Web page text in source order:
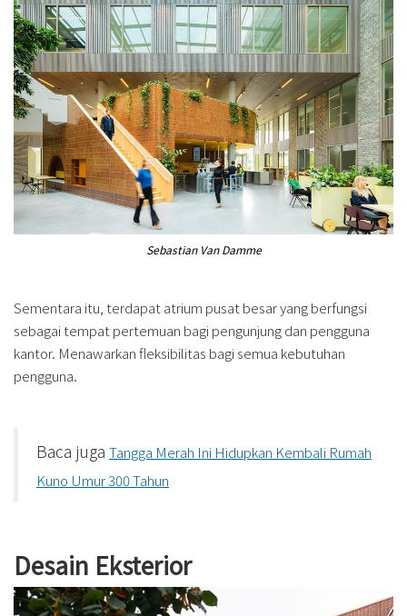
Sebastian Van Damme
Sementara itu, terdapat atrium pusat besar yang berfungsi
sebagai tempat pertemuan bagi pengunjung dan pengguna
kantor. Menawarkan fleksibilitas bagi semua kebutuhan
pengguna.
Baca juga Tangga Merah Ini Hidupkan Kembali Rumah
Kuno Umur 300 Tahun
Desain Eksterior